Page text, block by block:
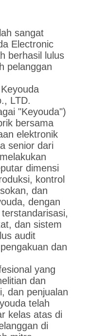
sangat
Electronic
berhasil lulus
pelanggan
LTD.
"Keyouda")
bersama
elektronik
senior dari
dimensi
kontrol
dan
dengan
dan sistem
audit
dan
yang
dan
dan penjualan
telah
kelas atas di
di